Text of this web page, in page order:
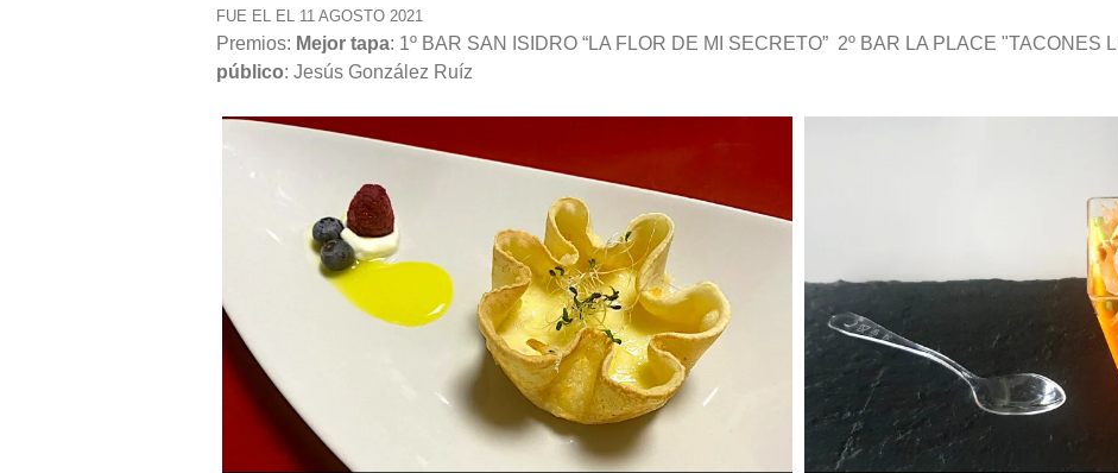
FUE EL EL 11 AGOSTO 2021
Premios: Mejor tapa: 1º BAR SAN ISIDRO “LA FLOR DE MI SECRETO” 2º BAR LA PLACE "TACONES
público: Jesús González Ruíz